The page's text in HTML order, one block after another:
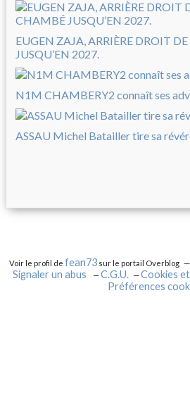
EUGEN ZAJA, ARRIÈRE DROIT
JUSQU’EN 2027.
N1M CHAMBERY2 connaît ses
ASSAU Michel Batailler tire sa
Voir le profil defean73 sur le portail Overblog
Signaler un abus
C.G.U.
Cookies
Préférences